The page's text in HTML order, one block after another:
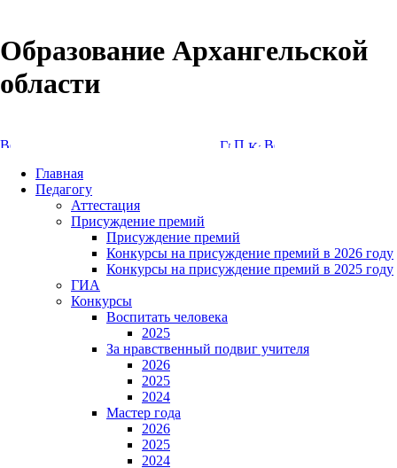
Образование Архангельской
области
Главная
Педагогу
Аттестация
Присуждение премий
Присуждение премий
Конкурсы на присуждение премий в 2026 году
Конкурсы на присуждение премий в 2025 году
ГИА
Конкурсы
Воспитать человека
2025
За нравственный подвиг учителя
2026
2025
2024
Мастер года
2026
2025
2024